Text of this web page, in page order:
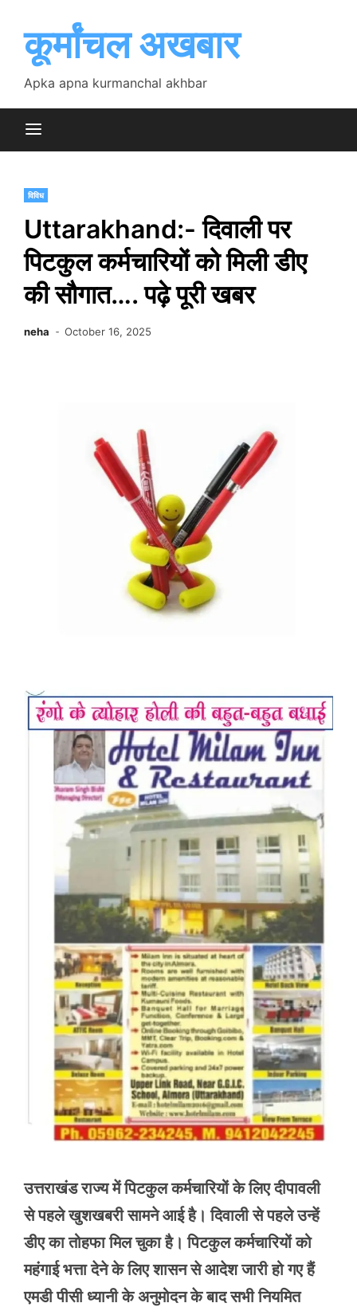
contentकूर्मांचल अखबार
Apka apna kurmanchal akhbar
विविध
Uttarakhand:- दिवाली पर
पिटकुल कर्मचारियों को मिली डीए
की सौगात…. पढ़े पूरी खबर
neha October 16, 2025
उत्तराखंड राज्य में पिटकुल कर्मचारियों के लिए दीपावली
से पहले खुशखबरी सामने आई है। दिवाली से पहले उन्हें
डीए का तोहफा मिल चुका है। पिटकुल कर्मचारियों को
महंगाई भत्ता देने के लिए शासन से आदेश जारी हो गए हैं
एमडी पीसी ध्यानी के अनुमोदन के बाद सभी नियमित